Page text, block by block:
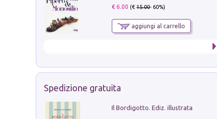
€ 6.00 (€15.00- 60%)
aggiungi al carrello
Spedizione gratuita
Il Bordigotto. Ediz. illustrata